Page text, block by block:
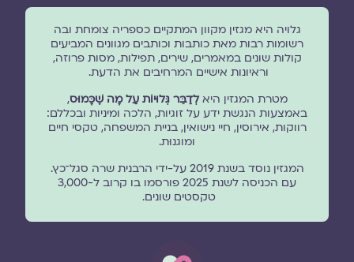
גלויה היא מגזין מקוון המתקיים כספריה צומחת ובה
רשומות רבות מאת כותבות וכותבים מגוונים המביעים
קולות שונים במאמרים, שירים, תפילות, מסות פרוזה,
וראיונות אישיים המרחיבים את הדעת.
מטרת המגזין היאלְדַבֵּר גְּלוּיוֹת עַל מָה שֶׁכָּמוּס,
באמצעות הנגשת ידע על זוגיות, הלכה ומיניות ובכללם:
רווקות, אירוסין, חיי נישואין, בניית המשפחה, טקסי חיים
ומוגנוּת.
המגזין נוסד בשנת 2019 על-ידי הרבנית שרה סגל־כץ.
עם הכניסה לשנת 2025 פורסמו בו קרוב ל-3,000
טקסטים שונים.